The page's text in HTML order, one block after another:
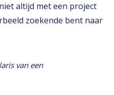
altijd met een project
zoekende bent naar
van een